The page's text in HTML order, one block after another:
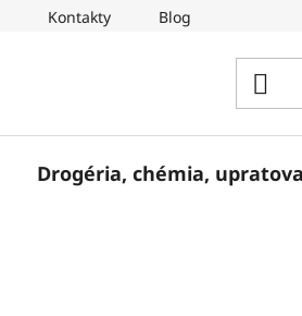
Kontakty Blog
Drogéria, chémia,